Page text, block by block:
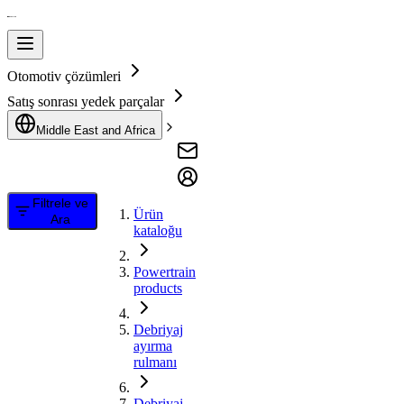
Otomotiv çözümleri
Satış sonrası yedek parçalar
Middle East and Africa
Filtrele ve
Ara
Ürün
kataloğu
Powertrain
products
Debriyaj
ayırma
rulmanı